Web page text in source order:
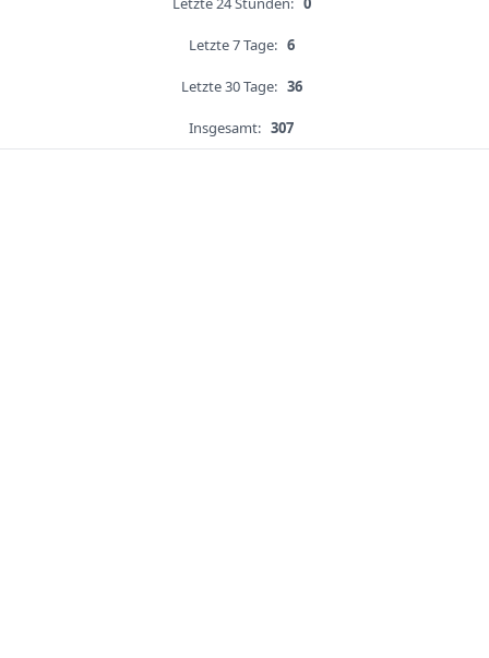
Letzte 7 Tage: 6
Letzte 30 Tage: 36
Insgesamt: 307